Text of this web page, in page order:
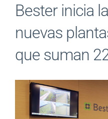
Bester inicia
nuevas
que suman
imagen
más